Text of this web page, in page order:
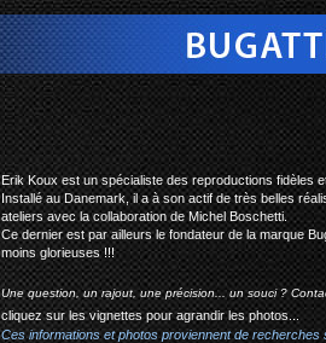
Erik Koux est un spécialiste des reproductions fidèles
Installé au Danemark, il a à son actif de très belles
ateliers avec la collaboration de Michel Boschetti.
Ce dernier est par ailleurs le fondateur de la marque
moins glorieuses !!!
Une question, un rajout, une précision... un souci ?
cliquez sur les vignettes pour agrandir les photos...
Ces informations et photos proviennent de